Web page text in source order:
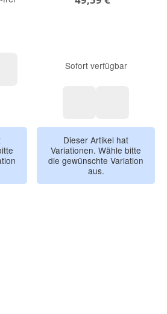
Sofort verfügbar
Dieser Artikel hat
Variationen. Wähle bitte
die gewünschte Variation
aus.